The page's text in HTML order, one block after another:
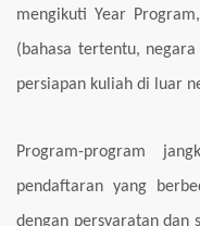
mengikuti Year
(bahasa tertentu,
persiapan kuliah di luar
Program-program
pendaftaran yang
dengan persyaratan dan